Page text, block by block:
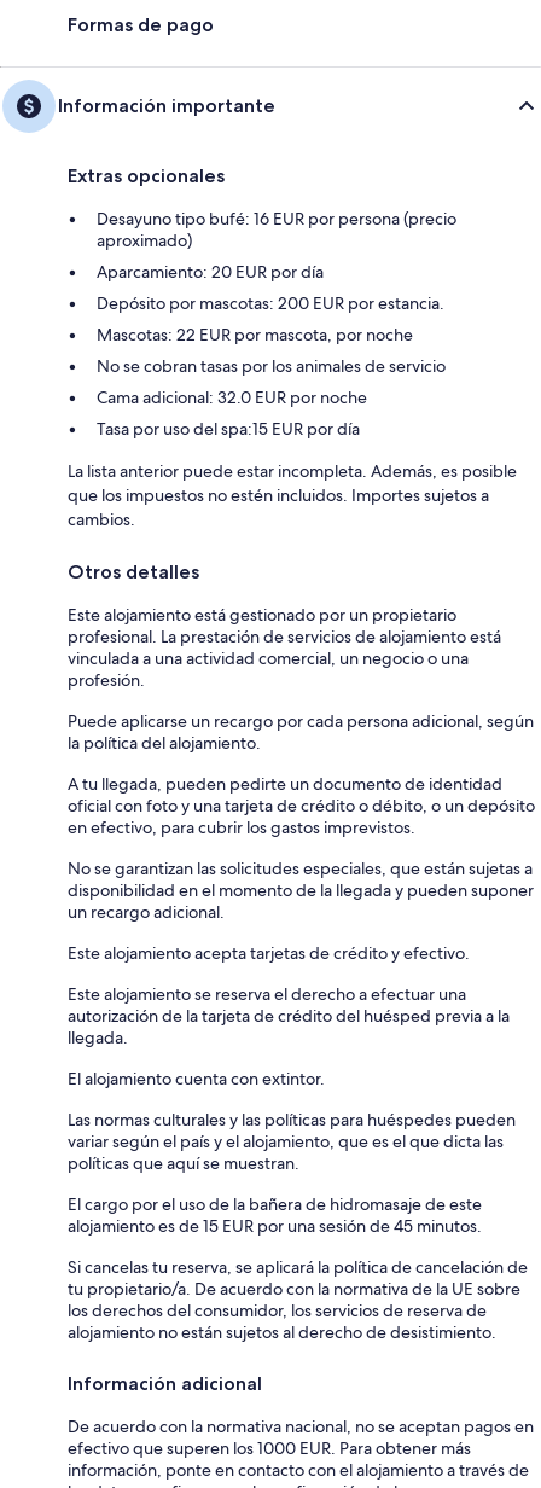
Formas de pago
Información importante
Extras opcionales
Desayuno tipo bufé: 16 EUR por persona (precio
aproximado)
Aparcamiento: 20 EUR por día
Depósito por mascotas: 200 EUR por estancia.
Mascotas: 22 EUR por mascota, por noche
No se cobran tasas por los animales de servicio
Cama adicional: 32.0 EUR por noche
Tasa por uso del spa:15 EUR por día
La lista anterior puede estar incompleta. Además, es posible
que los impuestos no estén incluidos. Importes sujetos a
cambios.
Otros detalles
Este alojamiento está gestionado por un propietario
profesional. La prestación de servicios de alojamiento está
vinculada a una actividad comercial, un negocio o una
profesión.
Puede aplicarse un recargo por cada persona adicional, según
la política del alojamiento.
A tu llegada, pueden pedirte un documento de identidad
oficial con foto y una tarjeta de crédito o débito, o un depósito
en efectivo, para cubrir los gastos imprevistos.
No se garantizan las solicitudes especiales, que están sujetas a
disponibilidad en el momento de la llegada y pueden suponer
un recargo adicional.
Este alojamiento acepta tarjetas de crédito y efectivo.
Este alojamiento se reserva el derecho a efectuar una
autorización de la tarjeta de crédito del huésped previa a la
llegada.
El alojamiento cuenta con extintor.
Las normas culturales y las políticas para huéspedes pueden
variar según el país y el alojamiento, que es el que dicta las
políticas que aquí se muestran.
El cargo por el uso de la bañera de hidromasaje de este
alojamiento es de 15 EUR por una sesión de 45 minutos.
Si cancelas tu reserva, se aplicará la política de cancelación de
tu propietario/a. De acuerdo con la normativa de la UE sobre
los derechos del consumidor, los servicios de reserva de
alojamiento no están sujetos al derecho de desistimiento.
Información adicional
De acuerdo con la normativa nacional, no se aceptan pagos en
efectivo que superen los 1000 EUR. Para obtener más
información, ponte en contacto con el alojamiento a través de